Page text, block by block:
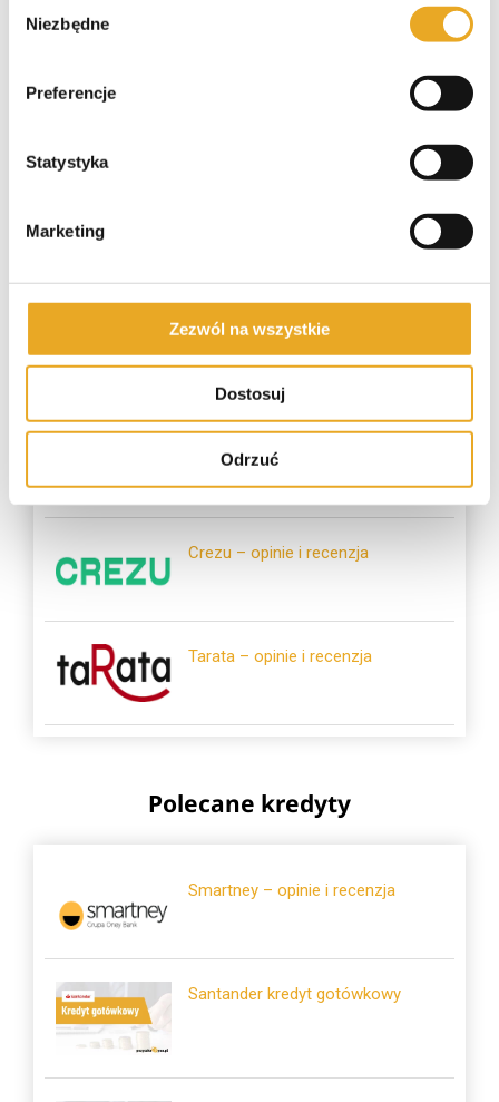
zgody
Niezbędne
Preferencje
Statystyka
Marketing
Zezwól na wszystkie
Dostosuj
Odrzuć
SzybkoPozycz – opinie i recenzja
SuperGrosz – opinie i recenzja
Pieniądze-Pożyczka – opinie i
recenzja
Crezu – opinie i recenzja
Tarata – opinie i recenzja
Polecane kredyty
Smartney – opinie i recenzja
Santander kredyt gotówkowy